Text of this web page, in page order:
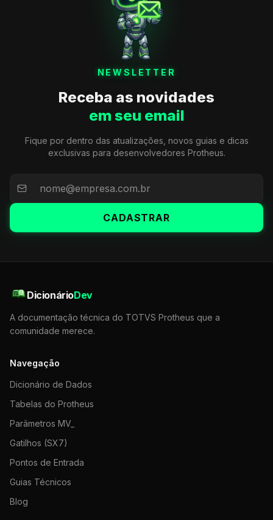
NEWSLETTER
Receba as novidades
em seu email
Fique por dentro das atualizações, novos guias e dicas
exclusivas para desenvolvedores Protheus.
CADASTRAR
DicionárioDev
A documentação técnica do TOTVS Protheus que a
comunidade merece.
Navegação
Dicionário de Dados
Tabelas do Protheus
Parâmetros MV_
Gatilhos (SX7)
Pontos de Entrada
Guias Técnicos
Blog